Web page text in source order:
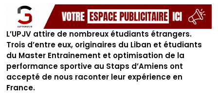
L’UPJV attire de nombreux étudiants étrangers.
Trois d’entre eux, originaires du Liban et étudiants
du Master Entrainement et optimisation de la
performance sportive au Staps d’Amiens ont
accepté de nous raconter leur expérience en
France.